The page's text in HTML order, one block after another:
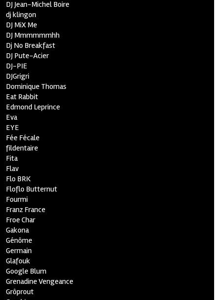
DJ Jean-Michel Boire
dj klingon
DJ MiX Me
DJ Mmmmmmhh
Dj No Breakfast
DJ Pute-Acier
DJ-PIE
DJGrigri
Dominique Thomas
Eat Rabbit
Edmond Leprince
Eva
EYE
Fée Fécale
fildentaire
Fita
Flav
Flo BRK
Floflo Butternut
Fourmi
Franz France
Froe Char
Gakona
Génôme
Germain
Glafouk
Google Blum
Grenadine Vengeance
Grôprout